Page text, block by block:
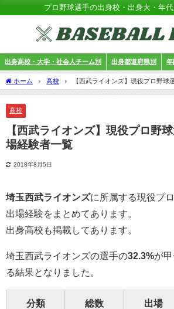
プロ野球選手の出身校・出身大・年
出身高校・大学・社会人チーム別 出身都道府県別 年
ホーム 高校 【西武ライオンズ】現役プロ野球
高校
【西武ライオンズ】現役プロ野
場経験者一覧
2018年8月5日
埼玉西武ライオンズに所属する現役プ
出場経験をまとめてあります。
出身高校も掲載してあります。
埼玉西武ライオンズの選手の32.3%が
る結果となりました。
分類 総数 出場